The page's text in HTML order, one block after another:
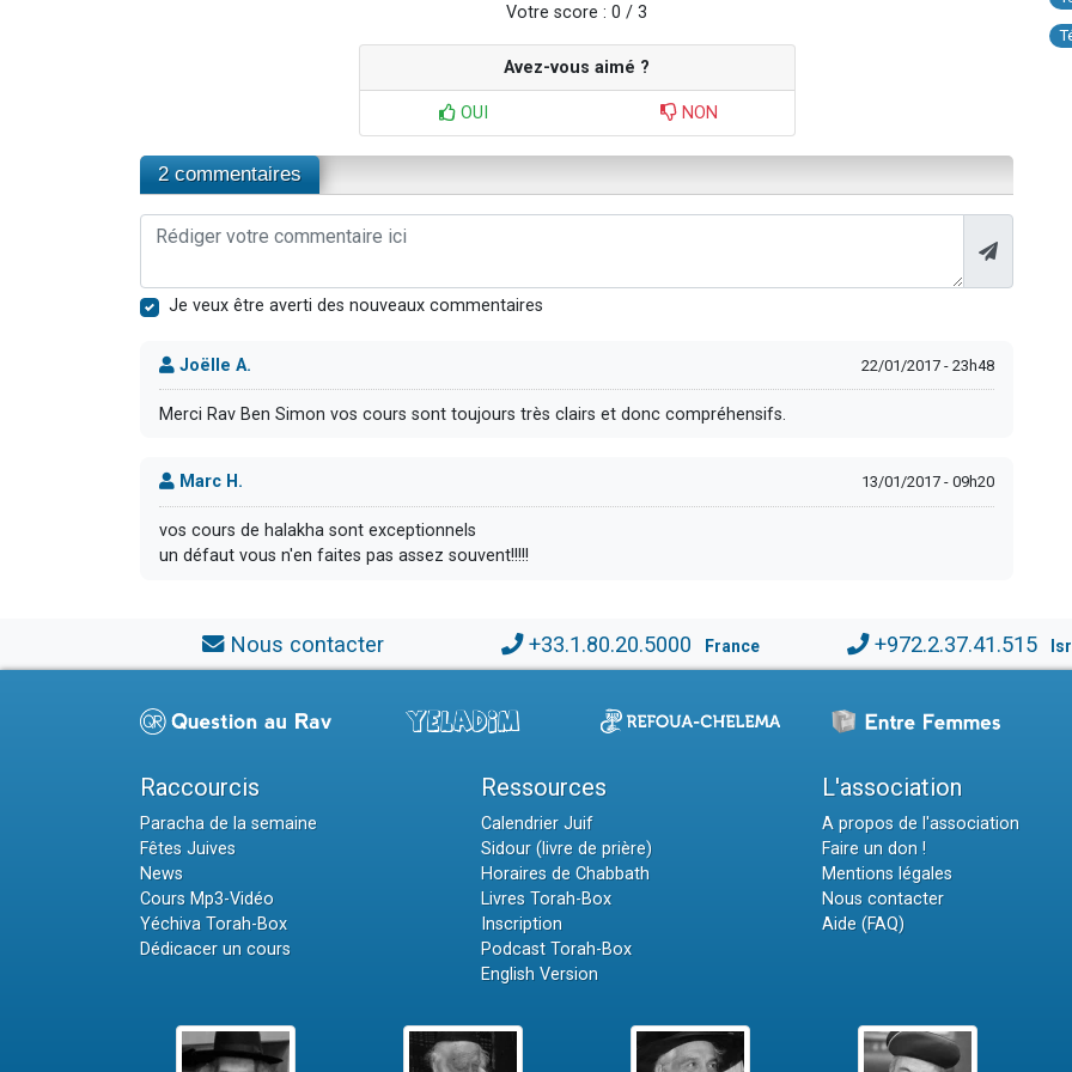
Votre score : 0 / 3
Avez-vous aimé ?
OUI NON
2 commentaires
Je veux être averti des nouveaux commentaires
Joëlle A. 22/01/2017 - 23h48
Merci Rav Ben Simon vos cours sont toujours très clairs et donc compréhensifs.
Marc H. 13/01/2017 - 09h20
vos cours de halakha sont exceptionnels
un défaut vous n'en faites pas assez souvent!!!!!
Nous contacter +33.1.80.20.5000 France +972.2.37.41.515
Raccourcis
Paracha de la semaine
Fêtes Juives
News
Cours Mp3-Vidéo
Yéchiva Torah-Box
Dédicacer un cours
Ressources
Calendrier Juif
Sidour (livre de prière)
Horaires de Chabbath
Livres Torah-Box
Inscription
Podcast Torah-Box
English Version
L'association
A propos de l'association
Faire un don !
Mentions légales
Nous contacter
Aide (FAQ)